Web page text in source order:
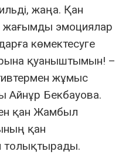
жаңа. Қан
жағымды эмоциялар
көмектесуге
қуаныштымын! –
жұмыс
Айнұр Бекбауова.
қан Жамбыл
қан
толықтырады.